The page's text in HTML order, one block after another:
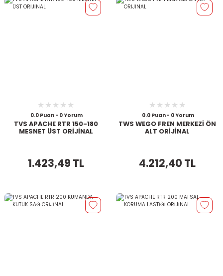
0.0 Puan - 0 Yorum
TVS APACHE RTR 150-180
MESNET ÜST ORİJİNAL
1.423,49 TL
0.0 Puan - 0 Yorum
TWS WEGO FREN MERKEZİ ÖN
ALT ORİJİNAL
4.212,40 TL